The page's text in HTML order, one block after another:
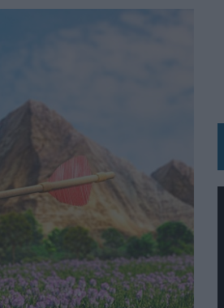
DISPOSITIVO MÁS UTILIZADO
Y SOLERO
CULTURALES Y ECONÓMICOS
LOS MEDIOS
SON DOS CARAS DE LA MISMA